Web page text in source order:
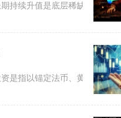
期持续升值是底层稀缺供给、
是指以锚定法币、黄金等稳